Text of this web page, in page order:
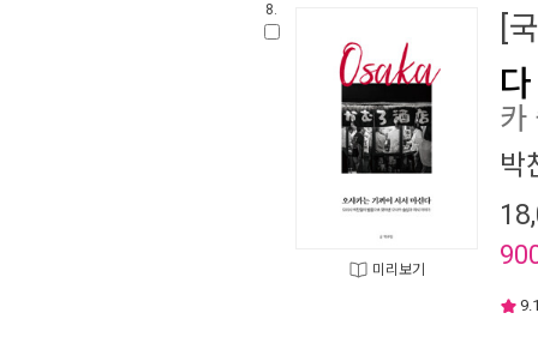
8.
미리보기
[
다
카
박